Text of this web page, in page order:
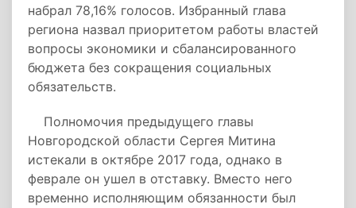
набрал 78,16% голосов. Избранный глава
региона назвал приоритетом работы властей
вопросы экономики и сбалансированного
бюджета без сокращения социальных
обязательств.
Полномочия предыдущего главы
Новгородской области Сергея Митина
истекали в октябре 2017 года, однако в
феврале он ушел в отставку. Вместо него
временно исполняющим обязанности был